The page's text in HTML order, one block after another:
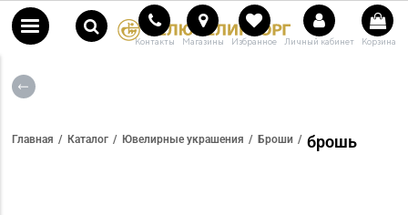
Контакты Магазины Избранное Личный кабинет Корзина
Главная Каталог Ювелирные украшения Броши брошь